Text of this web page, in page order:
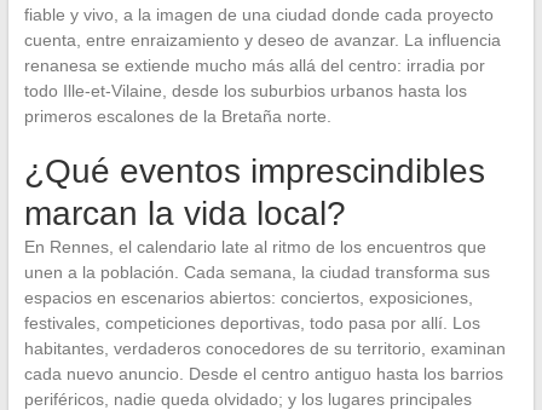
fiable y vivo, a la imagen de una ciudad donde cada proyecto
cuenta, entre enraizamiento y deseo de avanzar. La influencia
renanesa se extiende mucho más allá del centro: irradia por
todo Ille-et-Vilaine, desde los suburbios urbanos hasta los
primeros escalones de la Bretaña norte.
¿Qué eventos imprescindibles
marcan la vida local?
En Rennes, el calendario late al ritmo de los encuentros que
unen a la población. Cada semana, la ciudad transforma sus
espacios en escenarios abiertos: conciertos, exposiciones,
festivales, competiciones deportivas, todo pasa por allí. Los
habitantes, verdaderos conocedores de su territorio, examinan
cada nuevo anuncio. Desde el centro antiguo hasta los barrios
periféricos, nadie queda olvidado; y los lugares principales